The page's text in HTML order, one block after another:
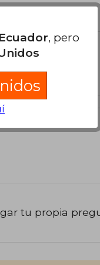
tu propia
, pero